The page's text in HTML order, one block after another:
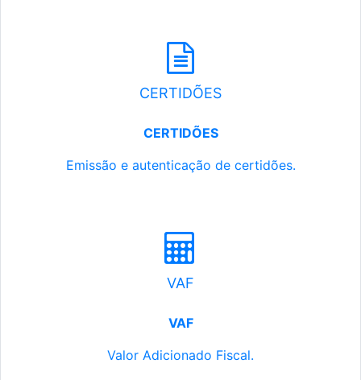
CERTIDÕES
CERTIDÕES
Emissão e autenticação de certidões.
VAF
VAF
Valor Adicionado Fiscal.